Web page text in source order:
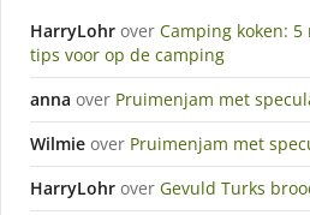
HarryLohr over Camping koken:
tips voor op de camping
anna over Pruimenjam met
Wilmie over Pruimenjam met
HarryLohr over Gevuld Turks